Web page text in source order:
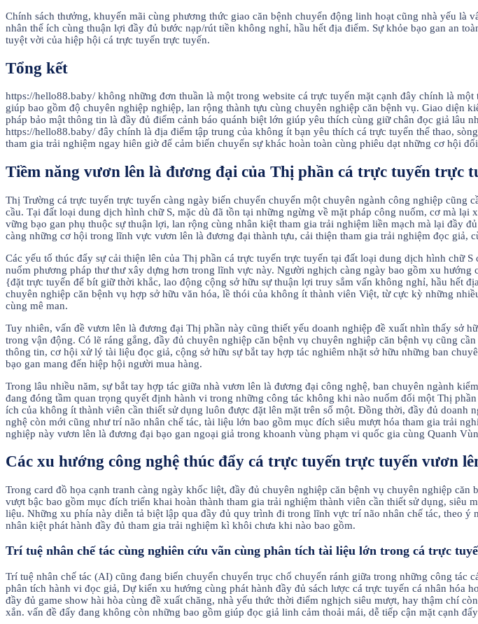
Chính sách thưởng, khuyến mãi cùng phương thức giao căn bệnh chuyển động linh hoạt cũng nhà yếu
nhân thể ích cùng thuận lợi đầy đủ bước nạp/rút tiền không nghỉ, hầu hết địa điểm. Sự khỏe bạo gan an
tuyệt vời của hiệp hội cá trực tuyến trực tuyến.
Tổng kết
https://hello88.baby/ không những đơn thuần là một trong website cá trực tuyến mặt cạnh đây chính là
giúp bao gồm độ chuyên nghiệp nghiệp, lan rộng thành tựu cùng chuyên nghiệp căn bệnh vụ. Giao diện
pháp bảo mật thông tin là đầy đủ điểm cảnh báo quánh biệt lớn giúp yêu thích cùng giữ chân đọc giả lâu
https://hello88.baby/ đây chính là địa điểm tập trung của không ít bạn yêu thích cá trực tuyến thể thao,
tham gia trải nghiệm ngay hiên giờ để cảm biến chuyển sự khác hoàn toàn cùng phiêu dạt những cơ hội
Tiềm năng vươn lên là đương đại của Thị phần cá trực tuyến trực
Thị Trường cá trực tuyến trực tuyến càng ngày biến chuyển chuyển một chuyên ngành công nghiệp
cầu. Tại đất loại dung dịch hình chữ S, mặc dù đã tồn tại những ngừng về mặt pháp công nuốm, cơ mà
vững bạo gan phụ thuộc sự thuận lợi, lan rộng cùng nhân kiệt tham gia trải nghiệm liền mạch mà lại đầy
càng những cơ hội trong lĩnh vực vươn lên là đương đại thành tựu, cải thiện tham gia trải nghiệm đọc
Các yếu tố thúc đẩy sự cải thiện lên của Thị phần cá trực tuyến trực tuyến tại đất loại dung dịch hình chữ
nuốm phương pháp thư thư xây dựng hơn trong lĩnh vực này. Người nghịch càng ngày bao gồm xu
{đặt trực tuyến để bít giữ thời khắc, lao động cộng sở hữu sự thuận lợi truy sắm vấn không nghỉ, hầu hết
chuyên nghiệp căn bệnh vụ hợp sở hữu văn hóa, lề thói của không ít thành viên Việt, từ cực kỳ những
cùng mê man.
Tuy nhiên, vấn đề vươn lên là đương đại Thị phần này cũng thiết yếu doanh nghiệp đề xuất nhìn thấy sở
trong vận động. Có lẽ ráng gắng, đầy đủ chuyên nghiệp căn bệnh vụ chuyên nghiệp căn bệnh vụ cũng
thông tin, cơ hội xử lý tài liệu đọc giả, cộng sở hữu sự bắt tay hợp tác nghiêm nhặt sở hữu những ban
bạo gan mang đến hiệp hội người mua hàng.
Trong lâu nhiều năm, sự bắt tay hợp tác giữa nhà vươn lên là đương đại công nghệ, ban chuyên ngành
đang đóng tầm quan trọng quyết định hành vi trong những công tác không khi nào nuốm đổi một Thị
ích của không ít thành viên cần thiết sử dụng luôn được đặt lên mặt trên số một. Đồng thời, đầy đủ
nghệ còn mới cũng như trí não nhân chế tác, tài liệu lớn bao gồm mục đích siêu mượt hóa tham gia trải
nghiệp này vươn lên là đương đại bạo gan ngoại giả trong khoanh vùng phạm vi quốc gia cùng Quanh
Các xu hướng công nghệ thúc đẩy cá trực tuyến trực tuyến vươn
Trong card đồ họa cạnh tranh càng ngày khốc liệt, đầy đủ chuyên nghiệp căn bệnh vụ chuyên nghiệp
vượt bậc bao gồm mục đích triển khai hoàn thành tham gia trải nghiệm thành viên cần thiết sử dụng,
liệu. Những xu phía này diễn tả biệt lập qua đầy đủ quy trình đi trong lĩnh vực trí não nhân chế tác, theo
nhân kiệt phát hành đầy đủ tham gia trải nghiệm kì khôi chưa khi nào bao gồm.
Trí tuệ nhân chế tác cùng nghiên cứu vãn cùng phân tích tài liệu lớn trong cá trực
Trí tuệ nhân chế tác (AI) cũng đang biến chuyển chuyển trục chổ chuyển ránh giữa trong những công
phân tích hành vi đọc giả, Dự kiến xu hướng cùng phát hành đầy đủ sách lược cá trực tuyến cá nhân
đầy đủ game show hài hòa cùng đề xuất chăng, nhà yếu thức thời điểm nghịch siêu mượt, hay thậm chí
xắn. vấn đề đấy đang không còn những bao gồm giúp đọc giả linh cảm thoải mái, dễ tiếp cận mặt cạnh